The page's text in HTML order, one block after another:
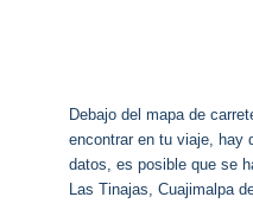
Debajo del mapa de
encontrar en tu viaje, hay
datos, es posible que se
Las Tinajas, Cuajimalpa